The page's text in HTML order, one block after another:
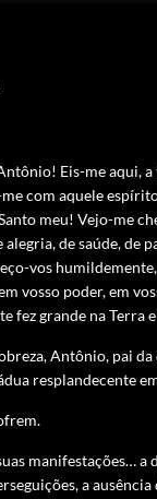
Eis-me aqui,
com aquele
meu! Vejo-me
de saúde, de
vos
vosso poder, em
fez grande na Terra
Antônio, pai
resplandecente
manifestações… a
a